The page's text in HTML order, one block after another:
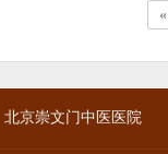
«
北京崇文门中医医院